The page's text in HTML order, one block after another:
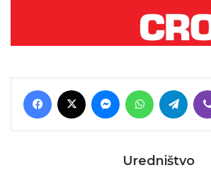
Facebook MessengerWhatsApp
Uredništvo